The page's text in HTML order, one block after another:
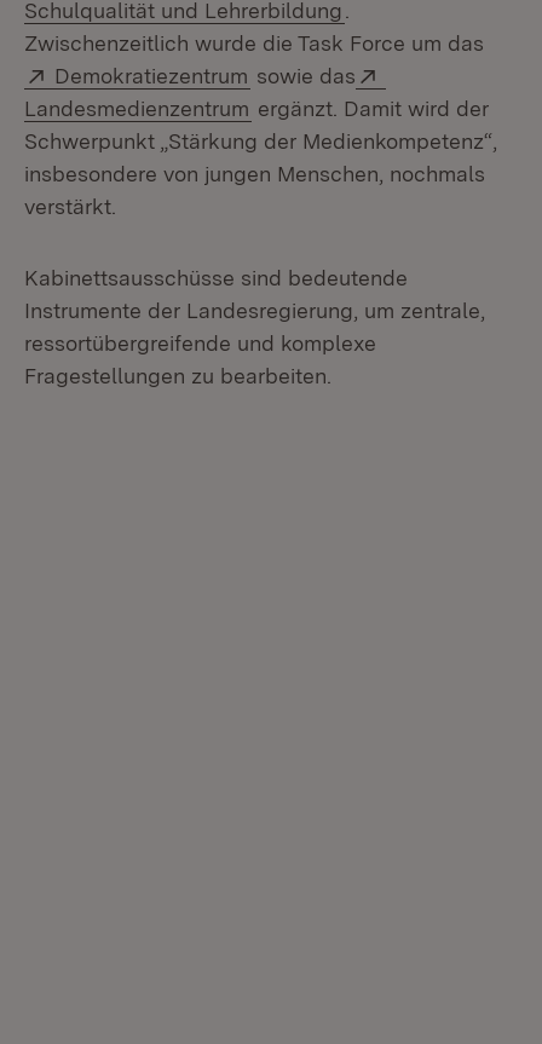
Schulqualität und Lehrerbildung
Zwischenzeitlich wurde die Task Force um das
Extern:
Demokratiezentrum (Öffnet in neuem Fenster)
sowie das
Landesmedienzentrum (Öffnet in neuem Fenster)
ergänzt. Damit wird der
Schwerpunkt „Stärkung der Medienkompetenz“,
insbesondere von jungen Menschen, nochmals
verstärkt.
Kabinettsausschüsse sind bedeutende
Instrumente der Landesregierung, um zentrale,
ressortübergreifende und komplexe
Fragestellungen zu bearbeiten.